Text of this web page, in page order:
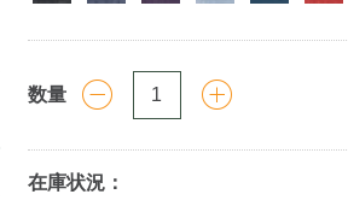
数量
在庫状況：